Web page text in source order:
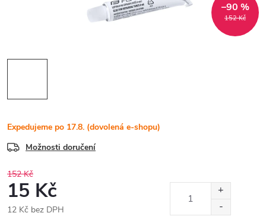
152 Kč
–90 %
Expedujeme po 17.8. (dovolená e-shopu)
Možnosti doručení
152 Kč
15 Kč
12 Kč bez DPH